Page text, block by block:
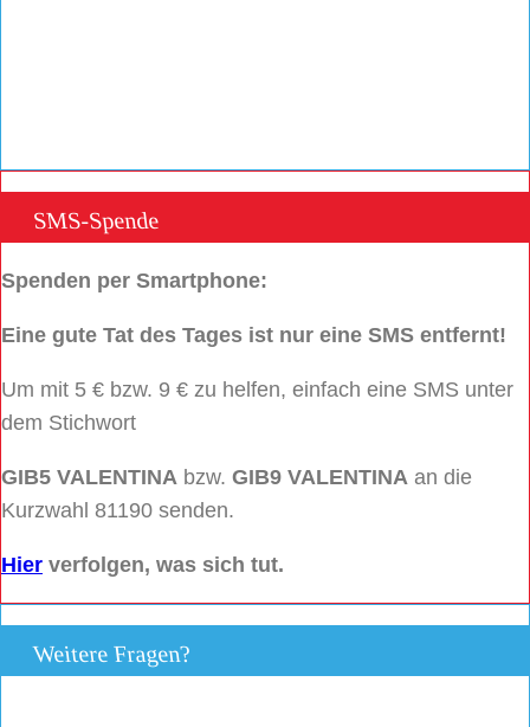
SMS-Spende
Spenden per Smartphone:
Eine gute Tat des Tages ist nur eine SMS entfernt!
Um mit 5 € bzw. 9 € zu helfen, einfach eine SMS unter
dem Stichwort
GIB5 VALENTINA bzw. GIB9 VALENTINA an die
Kurzwahl 81190 senden.
Hier verfolgen, was sich tut.
Weitere Fragen?